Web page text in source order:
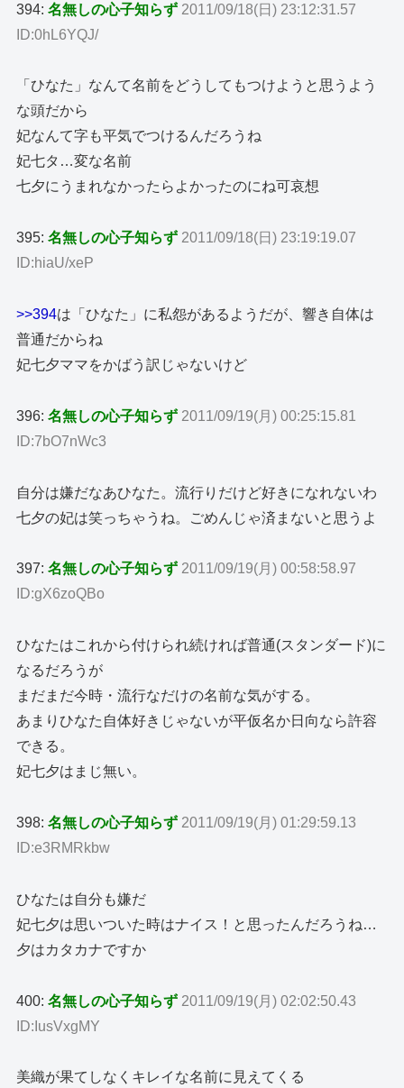
394:名無しの心子知らず 2011/09/18(日) 23:12:31.57
ID:0hL6YQJ/
「ひなた」なんて名前をどうしてもつけようと思うよう
な頭だから
妃なんて字も平気でつけるんだろうね
妃七タ…変な名前
七夕にうまれなかったらよかったのにね可哀想
395:名無しの心子知らず 2011/09/18(日) 23:19:19.07
ID:hiaU/xeP
>>394は「ひなた」に私怨があるようだが、響き自体は
普通だからね
妃七夕ママをかばう訳じゃないけど
396:名無しの心子知らず 2011/09/19(月) 00:25:15.81
ID:7bO7nWc3
自分は嫌だなあひなた。流行りだけど好きになれないわ
七夕の妃は笑っちゃうね。ごめんじゃ済まないと思うよ
397:名無しの心子知らず 2011/09/19(月) 00:58:58.97
ID:gX6zoQBo
ひなたはこれから付けられ続ければ普通(スタンダード)に
なるだろうが
まだまだ今時・流行なだけの名前な気がする。
あまりひなた自体好きじゃないが平仮名か日向なら許容
できる。
妃七夕はまじ無い。
398:名無しの心子知らず 2011/09/19(月) 01:29:59.13
ID:e3RMRkbw
ひなたは自分も嫌だ
妃七夕は思いついた時はナイス！と思ったんだろうね…
夕はカタカナですか
400:名無しの心子知らず 2011/09/19(月) 02:02:50.43
ID:IusVxgMY
美織が果てしなくキレイな名前に見えてくる